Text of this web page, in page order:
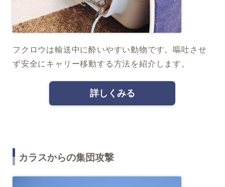
フクロウは輸送中に酔いやすい動物です。嘔吐させ
ず安全にキャリー移動する方法を紹介します。
詳しくみる
カラスからの集団攻撃